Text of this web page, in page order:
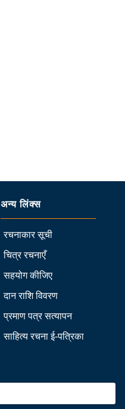
अन्य लिंक्स
रचनाकार सूची
चित्र रचनाएँ
सहयोग कीजिए
दान राशि विवरण
प्रमाण पत्र सत्यापन
साहित्य रचना ई-पत्रिका